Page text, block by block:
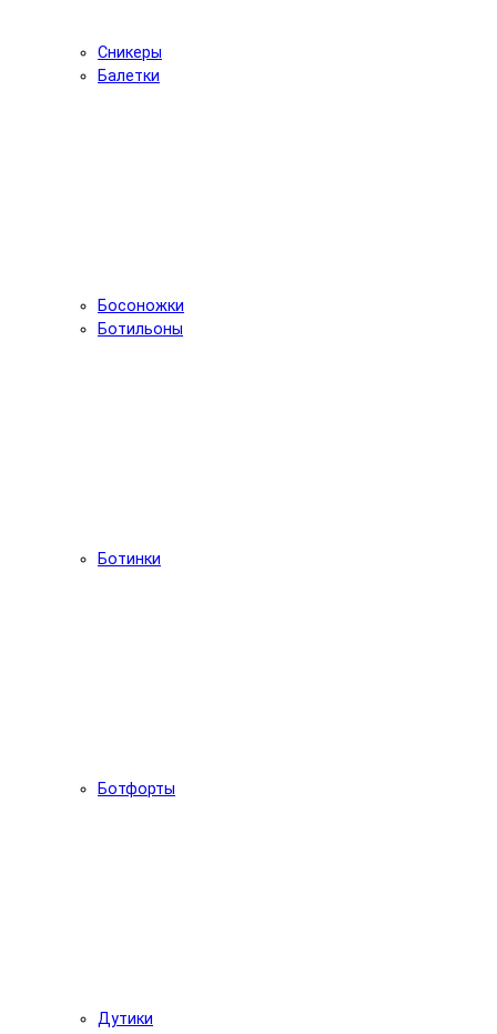
Сникеры
Балетки
Босоножки
Ботильоны
Ботинки
Ботфорты
Дутики